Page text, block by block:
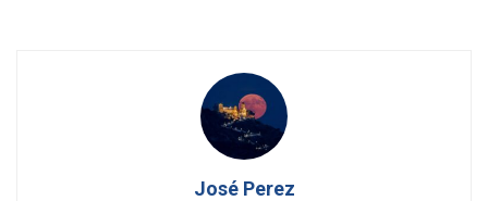
José Perez